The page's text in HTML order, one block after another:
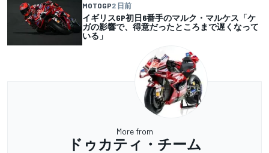
MOTOGP2 日前
イギリスGP初日6番手のマルク・マルケス「ケ
ガの影響で、得意だったところまで遅くなって
いる」
More from
ドゥカティ・チーム